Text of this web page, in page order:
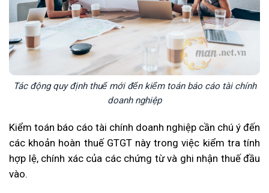
Tác động quy định thuế mới đến kiểm toán báo cáo tài chính
doanh nghiệp
Kiểm toán báo cáo tài chính doanh nghiệp cần chú ý đến
các khoản hoàn thuế GTGT này trong việc kiểm tra tính
hợp lệ, chính xác của các chứng từ và ghi nhận thuế đầu
vào.